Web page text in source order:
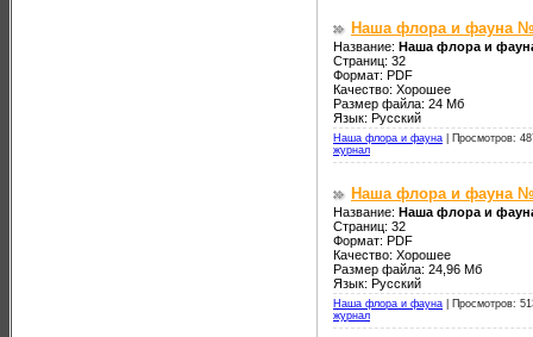
Наша флора и фауна
Название: Наша флора и
Страниц: 32
Формат: PDF
Качество: Хорошее
Размер файла: 24 Мб
Язык: Русский
Наша флора и фауна
Просмотров:
журнал
Наша флора и фауна
Название: Наша флора и
Страниц: 32
Формат: PDF
Качество: Хорошее
Размер файла: 24,96 Мб
Язык: Русский
Наша флора и фауна
Просмотров:
журнал